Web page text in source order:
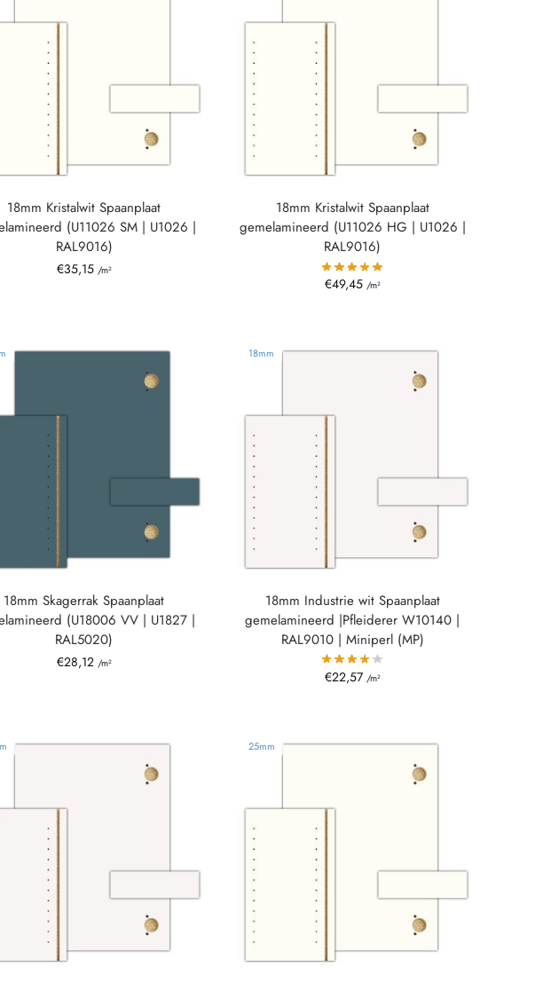
18mm Kristalwit Spaanplaat
(U11026 SM | U1026 |
RAL9016)
€35,15 /m²
18mm Kristalwit Spaanplaat
gemelamineerd (U11026 HG | U1026 |
RAL9016)
€49,45 /m²
18mm Skagerrak Spaanplaat
(U18006 VV | U1827 |
RAL5020)
€28,12 /m²
18mm
18mm Industrie wit Spaanplaat
gemelamineerd |Pfleiderer W10140 |
RAL9010 | Miniperl (MP)
€22,57 /m²
25mm